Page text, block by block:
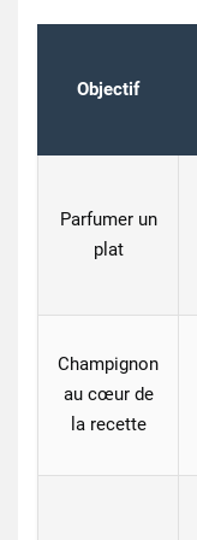
Objectif
Parfumer un
plat
Champignon
au cœur de
la recette